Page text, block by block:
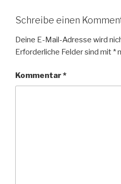
Schreibe einen
Deine E-Mail-Adresse wird
Erforderliche Felder sind mit *
Kommentar*